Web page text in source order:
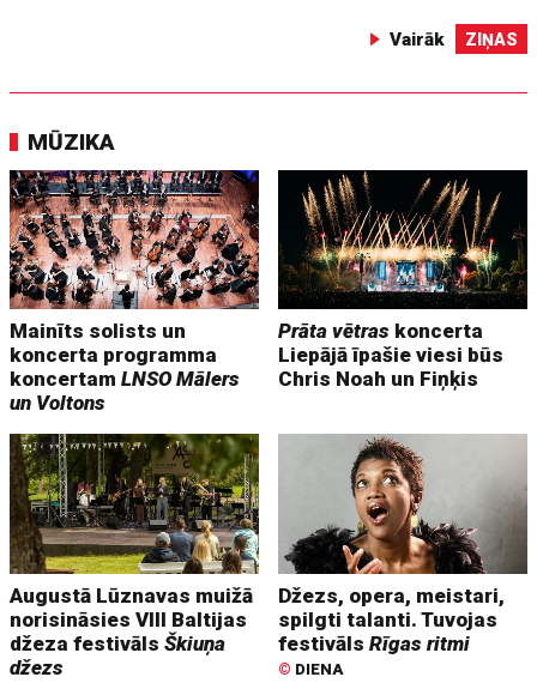
Vairāk ZIŅAS
MŪZIKA
Mainīts solists un
koncerta programma
koncertamLNSO Mālers
un Voltons
Prāta vētras koncerta
Liepājā īpašie viesi būs
Chris Noah un Fiņķis
Augustā Lūznavas muižā
norisināsies VIII Baltijas
džeza festivālsŠkiuņa
džezs
Džezs, opera, meistari,
spilgti talanti. Tuvojas
festivālsRīgas ritmi
© DIENA